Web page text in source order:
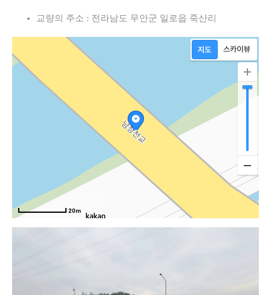
교량의 주소 : 전라남도 무안군 일로읍 죽산리
20m